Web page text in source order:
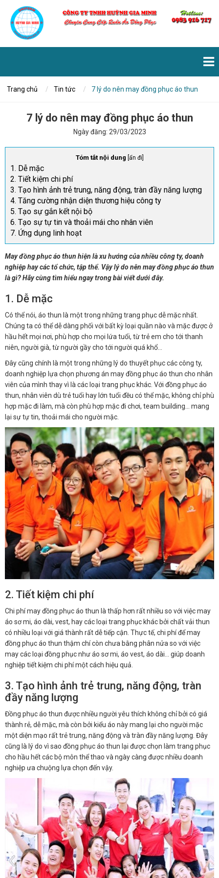
Trang chủ Tin tức 7 lý do nên may đồng phục áo thun
7 lý do nên may đồng phục áo thun
Ngày đăng: 29/03/2023
Tóm tắt nội dung ẩn đi
1. Dễ mặc
2. Tiết kiệm chi phí
3. Tạo hình ảnh trẻ trung, năng động, tràn đầy năng lượng
4. Tăng cường nhận diện thương hiệu công ty
5. Tạo sự gắn kết nội bộ
6. Tạo sự tự tin và thoải mái cho nhân viên
7. Ứng dụng linh hoạt
May đồng phục áo thun hiện là xu hướng của nhiều công ty, doanh
nghiệp hay các tổ chức, tập thể. Vậy lý do nên may đồng phục áo thun
là gì? Hãy cùng tìm hiểu ngay trong bài viết dưới đây.
1. Dễ mặc
Có thể nói, áo thun là một trong những trang phục dễ mặc nhất.
Chúng ta có thể dễ dàng phối với bất kỳ loại quần nào và mặc được ở
hầu hết mọi nơi, phù hợp cho mọi lứa tuổi, từ trẻ em cho tới thanh
niên, người già, từ người gầy cho tới người quá khổ…
Đây cũng chính là một trong những lý do thuyết phục các công ty,
doanh nghiệp lựa chọn phương án may đồng phục áo thun cho nhân
viên của mình thay vì là các loại trang phục khác. Với đồng phục áo
thun, nhân viên dù trẻ tuổi hay lớn tuổi đều có thể mặc, không chỉ phù
hợp mặc đi làm, mà còn phù hợp mặc đi chơi, team building… mang
lại sự tự tin, thoải mái cho người mặc.
2. Tiết kiệm chi phí
Chi phí may đồng phục áo thun là thấp hơn rất nhiều so với việc may
áo sơ mi, áo dài, vest, hay các loại trang phục khác bởi chất vải thun
có nhiều loại với giá thành rất dễ tiếp cận. Thực tế, chi phí để may
đồng phục áo thun thậm chí còn chưa bằng phân nửa so với việc
may các loại đồng phục như áo sơ mi, áo vest, áo dài… giúp doanh
nghiệp tiết kiệm chi phí một cách hiệu quả.
3. Tạo hình ảnh trẻ trung, năng động, tràn
đầy năng lượng
Đồng phục áo thun được nhiều người yêu thích không chỉ bởi có giá
thành rẻ, dễ mặc, mà còn bởi kiểu áo này mang lại cho người mặc
một diện mạo rất trẻ trung, năng động và tràn đầy năng lượng. Đây
cũng là lý do vì sao đồng phục áo thun lại được chọn làm trang phục
cho hầu hết các bộ môn thể thao và ngày càng được nhiều doanh
nghiệp ưa chuộng lựa chọn đến vậy.